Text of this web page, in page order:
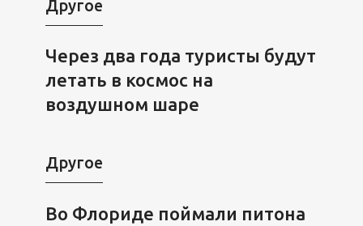
Другое
Через два года туристы будут
летать в космос на
воздушном шаре
Другое
Во Флориде поймали питона